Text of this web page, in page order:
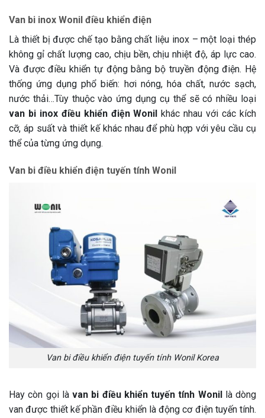
Van bi inox Wonil điều khiển điện
Là thiết bị được chế tạo bằng chất liệu inox – một loại thép
không gỉ chất lượng cao, chịu bền, chịu nhiệt độ, áp lực cao.
Và được điều khiển tự động bằng bộ truyền động điện. Hệ
thống ứng dụng phổ biến: hơi nóng, hóa chất, nước sạch,
nước thải…Tùy thuộc vào ứng dụng cụ thể sẽ có nhiều loại
van bi inox điều khiển điện Wonil
khác nhau với các kích
cỡ, áp suất và thiết kế khác nhau để phù hợp với yêu cầu cụ
thể của từng ứng dụng.
Van bi điều khiển điện tuyến tính Wonil
Van bi điều khiển điện tuyến tính Wonil Korea
Hay còn gọi là van bi điều khiển tuyến tính Wonil
là dòng
van được thiết kế phần điều khiển là động cơ điện tuyến tính.